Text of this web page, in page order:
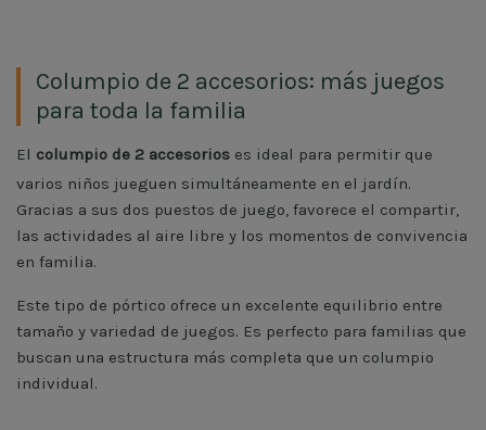
Columpio de 2 accesorios: más juegos
para toda la familia
El columpio de 2 accesorios es ideal para permitir que
varios niños jueguen simultáneamente en el jardín.
Gracias a sus dos puestos de juego, favorece el compartir,
las actividades al aire libre y los momentos de convivencia
en familia.
Este tipo de pórtico ofrece un excelente equilibrio entre
tamaño y variedad de juegos. Es perfecto para familias que
buscan una estructura más completa que un columpio
individual.